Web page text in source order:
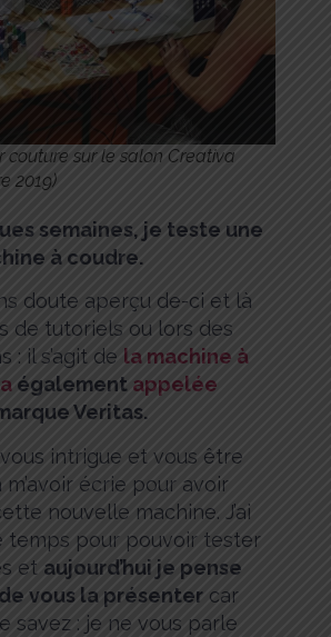
couture sur le salon Creativa
2019)
semaines, je teste une
à coudre.
doute aperçu de-ci et là
de tutoriels ou lors des
: il s’agit de la machine à
également appelée
Veritas.
vous intrigue et vous être
écrie pour avoir
nouvelle machine. J’ai
temps pour pouvoir tester
et aujourd’hui je pense
vous la présenter car
savez : je ne vous parle